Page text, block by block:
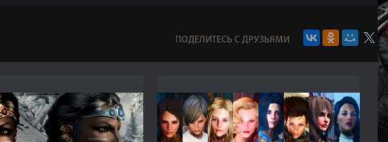
ПОДЕЛИТЕСЬ С ДРУЗЬЯМИ